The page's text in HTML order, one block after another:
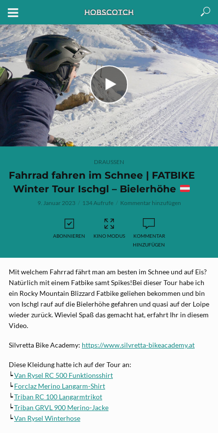
DRAUSSEN
Fahrrad fahren im Schnee | FATBIKE
Winter Tour Ischgl – Bielerhöhe
9. Januar 2023 134 Aufrufe Kommentar hinzufügen
ABONNIEREN KINO MODUS
KOMMENTAR
HINZUFÜGEN
Mit welchem Fahrrad fährt man am besten im Schnee und auf Eis?
Natürlich mit einem Fatbike samt Spikes!Bei dieser Tour habe ich
ein Rocky Mountain Blizzard Fatbike geliehen bekommen und bin
von Ischgl rauf auf die Bielerhöhe gefahren und quasi auf der Loipe
wieder zurück. Wieviel Spaß das gemacht hat, erfahrt Ihr in diesem
Video.
Silvretta Bike Academy: https://www.silvretta-bikeacademy.at
Diese Kleidung hatte ich auf der Tour an:
┕Van Rysel RC 500 Funktionsshirt
┕Forclaz Merino Langarm-Shirt
┕Triban RC 100 Langarmtrikot
┕Triban GRVL 900 Merino-Jacke
┕Van Rysel Winterhose